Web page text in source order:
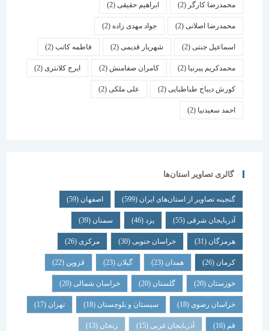
محمدرضا کارگر(2) ابراهیم حقیقی(2)
محمدرضا اصلانی(2) جواد مهدی زاده(2)
اسماعیل جنتی(2) شهریار قدیمی(2) فاطمه کاتب(2)
محمدکریم پیرنیا (2) کامران صفامنش(2) ایرج کلانتری (2)
کورش دیباج طباطبایی(2) علی ملکی(2)
احمد سعیدنیا (2)
گالری تصاویر استان‌ها
گنجینه تصاویر از استان‌های ایران(599) اصفهان (59)
آذربایجان شرقی(55) یزد سمنان (39)
هرمزگان(31) خراسان جنوبی(30) مرکزی (26)
همدان گیلان قزوین
خوزستان(20) گلستان (20) خراسان شمالی(20)
خراسان رضوی(18) سیستان و بلوچستان(18) تهران
آذربایجان غربی(15) زنجان